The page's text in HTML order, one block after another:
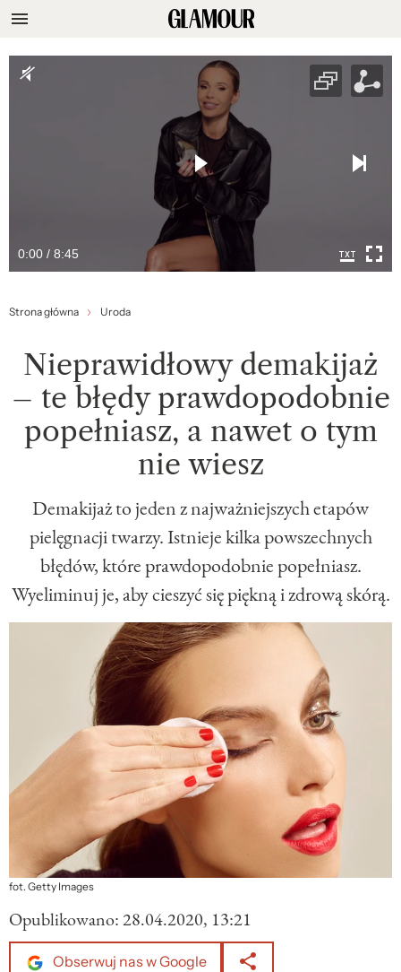
0:00 / 8:45
Strona główna Uroda
Nieprawidłowy demakijaż
– te błędy prawdopodobnie
popełniasz, a nawet o tym
nie wiesz
Demakijaż to jeden z najważniejszych etapów
pielęgnacji twarzy. Istnieje kilka powszechnych
błędów, które prawdopodobnie popełniasz.
Wyeliminuj je, aby cieszyć się piękną i zdrową skórą.
fot. Getty Images
Opublikowano:28.04.2020, 13:21
Obserwuj nas w Google